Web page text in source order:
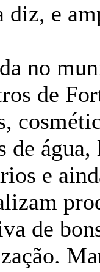
diz, e
no
de
de
e
de